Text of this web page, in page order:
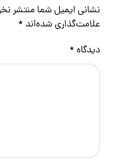
نشانی ایمیل شما منتشر
علامت‌گذاری شده‌اند *
دیدگاه *